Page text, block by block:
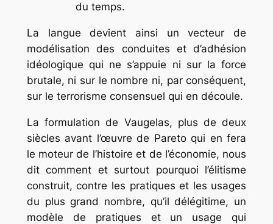
du temps.
La langue devient ainsi un vecteur de
modélisation des conduites et d’adhésion
idéologique qui ne s’appuie ni sur la force
brutale, ni sur le nombre ni, par conséquent,
sur le terrorisme consensuel qui en découle.
La formulation de Vaugelas, plus de deux
siècles avant l’œuvre de Pareto qui en fera
le moteur de l’histoire et de l’économie, nous
dit comment et surtout pourquoi l’élitisme
construit, contre les pratiques et les usages
du plus grand nombre, qu’il délégitime, un
modèle de pratiques et un usage qui